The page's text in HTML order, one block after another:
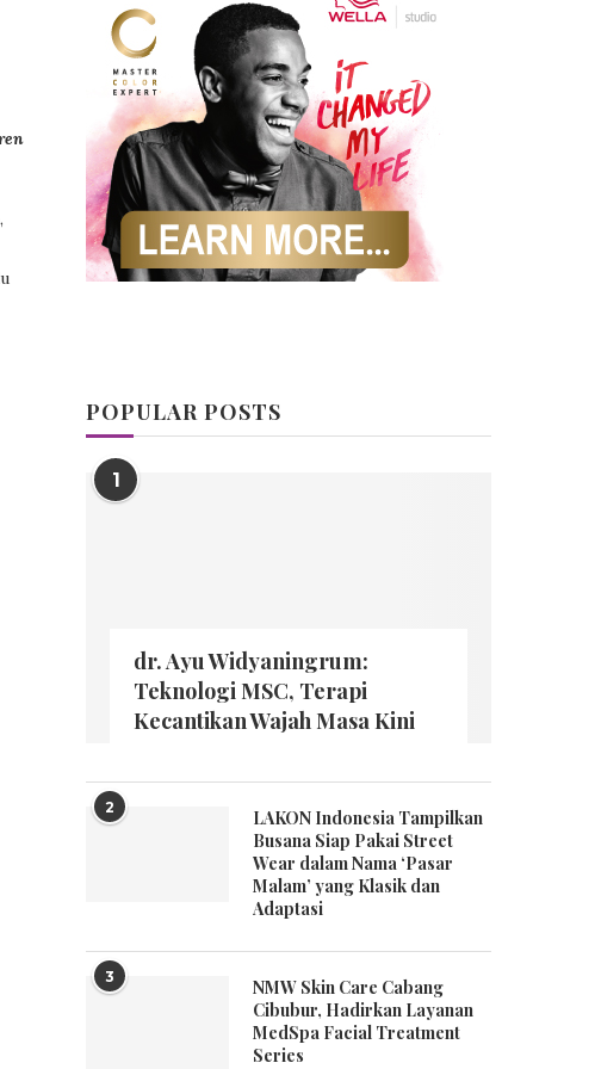
POPULAR POSTS
1
dr. Ayu Widyaningrum:
Teknologi MSC, Terapi
Kecantikan Wajah Masa Kini
2
LAKON Indonesia Tampilkan
Busana Siap Pakai Street
Wear dalam Nama ‘Pasar
Malam’ yang Klasik dan
Adaptasi
3
NMW Skin Care Cabang
Cibubur, Hadirkan Layanan
MedSpa Facial Treatment
Series